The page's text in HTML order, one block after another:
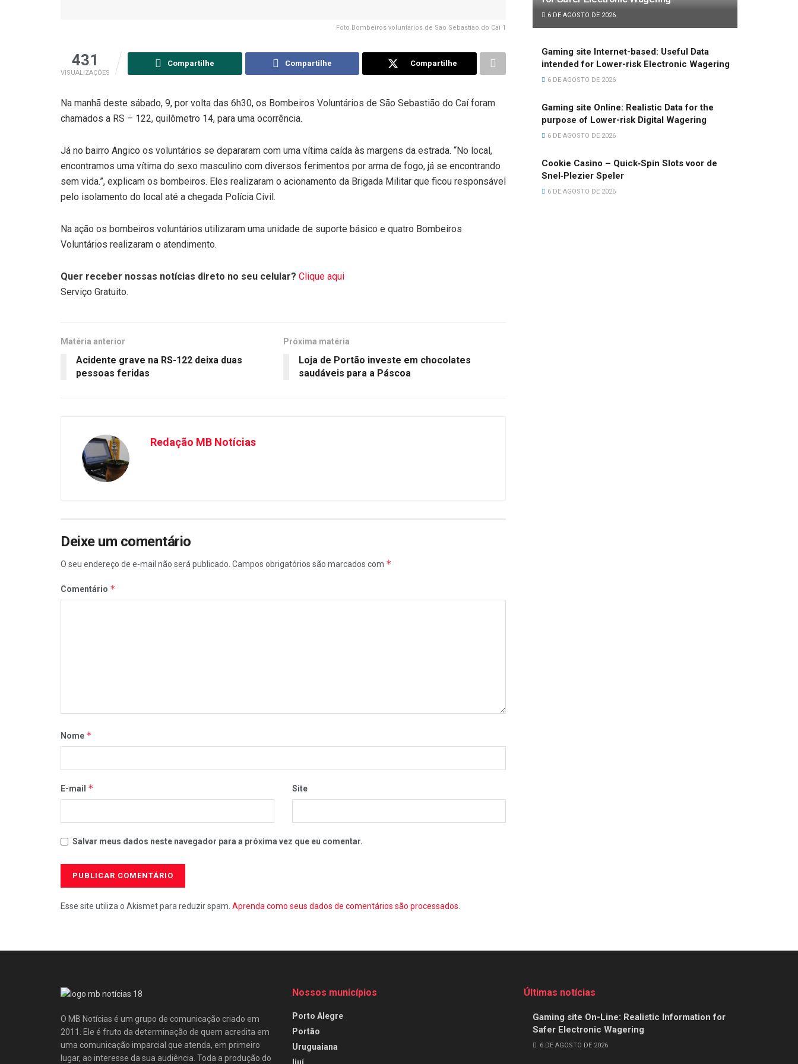
Foto Bombeiros voluntarios de Sao Sebastiao do Cai 1
431
VISUALIZAÇÕES
Compartilhe Compartilhe Compartilhe
Na manhã deste sábado, 9, por volta das 6h30, os Bombeiros Voluntários de São Sebastião do Caí foram
chamados a RS – 122, quilômetro 14, para uma ocorrência.
Já no bairro Angico os voluntários se depararam com uma vítima caída às margens da estrada. “No local,
encontramos uma vítima do sexo masculino com diversos ferimentos por arma de fogo, já se encontrando
sem vida.”, explicam os bombeiros. Eles realizaram o acionamento da Brigada Militar que ficou responsável
pelo isolamento do local até a chegada Polícia Civil.
Na ação os bombeiros voluntários utilizaram uma unidade de suporte básico e quatro Bombeiros
Voluntários realizaram o atendimento.
Quer receber nossas notícias direto no seu celular? Clique aqui
Serviço Gratuito.
Matéria anterior
Acidente grave na RS-122 deixa duas
pessoas feridas
Próxima matéria
Loja de Portão investe em chocolates
saudáveis para a Páscoa
Redação MB Notícias
Deixe um comentário
O seu endereço de e-mail não será publicado. Campos obrigatórios são marcados com *
Comentário *
Nome *
E-mail * Site
Salvar meus dados neste navegador para a próxima vez que eu comentar.
Esse site utiliza o Akismet para reduzir spam. Aprenda como seus dados de comentários são processados
6 DE AGOSTO DE 2026
Gaming site Internet-based: Useful Data
intended for Lower-risk Electronic Wagering
6 DE AGOSTO DE 2026
Gaming site Online: Realistic Data for the
purpose of Lower-risk Digital Wagering
6 DE AGOSTO DE 2026
Cookie Casino – Quick‑Spin Slots voor de
Snel‑Plezier Speler
6 DE AGOSTO DE 2026
O MB Notícias é um grupo de comunicação criado em
2011. Ele é fruto da determinação de quem acredita em
uma comunicação imparcial que atenda, em primeiro
lugar, ao interesse da sua audiência. Toda a produção do
Nossos municípios
Porto Alegre
Portão
Uruguaiana
Últimas notícias
Gaming site On-Line: Realistic Information for
Safer Electronic Wagering
6 DE AGOSTO DE 2026